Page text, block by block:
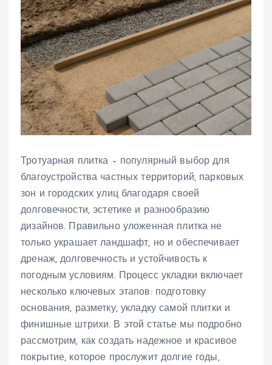
Тротуарная плитка – популярный выбор для
благоустройства частных территорий, парковых
зон и городских улиц благодаря своей
долговечности, эстетике и разнообразию
дизайнов. Правильно уложенная плитка не
только украшает ландшафт, но и обеспечивает
дренаж, долговечность и устойчивость к
погодным условиям. Процесс укладки включает
несколько ключевых этапов: подготовку
основания, разметку, укладку самой плитки и
финишные штрихи. В этой статье мы подробно
рассмотрим, как создать надежное и красивое
покрытие, которое прослужит долгие годы,